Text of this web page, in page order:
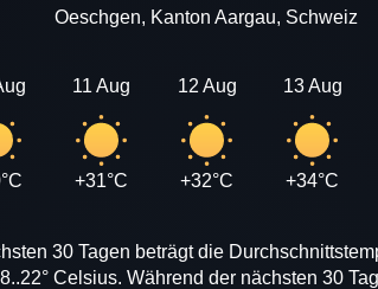
Oeschgen, Kanton Aargau, Schweiz
11 Aug
+31°C
12 Aug
+32°C
13 Aug
+34°C
30 Tagen beträgt die
Celsius. Während der nächsten 30